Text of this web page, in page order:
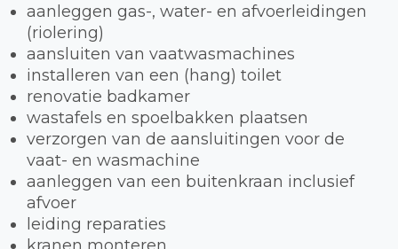
aanleggen gas-, water- en afvoerleidingen
(riolering)
aansluiten van vaatwasmachines
installeren van een (hang) toilet
renovatie badkamer
wastafels en spoelbakken plaatsen
verzorgen van de aansluitingen voor de
vaat- en wasmachine
aanleggen van een buitenkraan inclusief
afvoer
leiding reparaties
kranen monteren